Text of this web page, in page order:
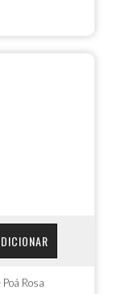
Rosa